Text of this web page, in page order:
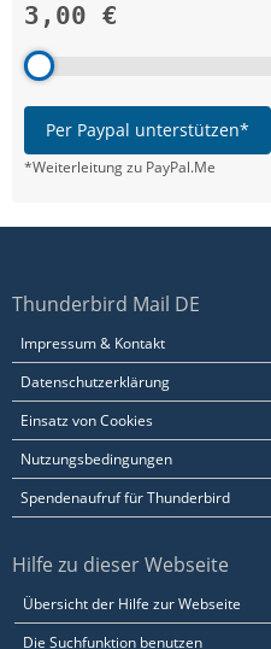
3,00 €
Per Paypal unterstützen*
*Weiterleitung zu PayPal.Me
Thunderbird Mail DE
Impressum & Kontakt
Datenschutzerklärung
Einsatz von Cookies
Nutzungsbedingungen
Spendenaufruf für Thunderbird
Hilfe zu dieser Webseite
Übersicht der Hilfe zur Webseite
Die Suchfunktion benutzen